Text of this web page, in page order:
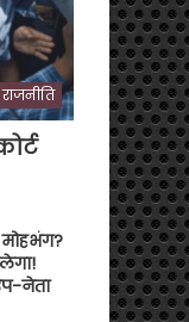
राजनीति
नेता